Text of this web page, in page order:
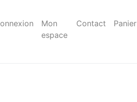
Mon
espace
Contact
Panier